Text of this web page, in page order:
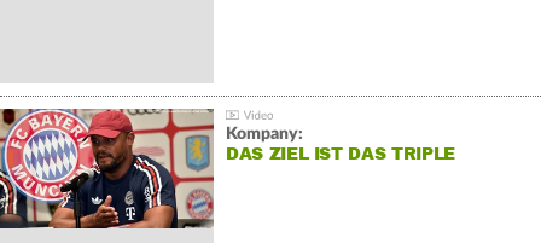
Kompany:
DAS ZIEL IST DAS TRIPLE